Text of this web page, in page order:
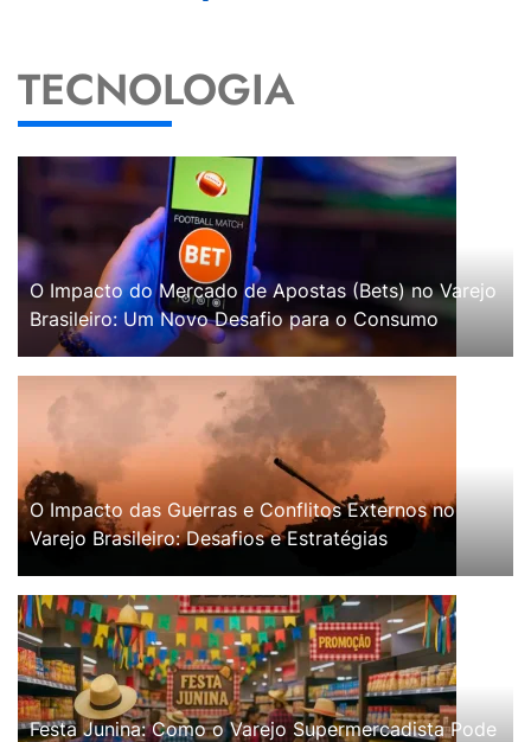
TECNOLOGIA
O Impacto do Mercado de Apostas (Bets) no Varejo
Brasileiro: Um Novo Desafio para o Consumo
O Impacto das Guerras e Conflitos Externos no
Varejo Brasileiro: Desafios e Estratégias
Festa Junina: Como o Varejo Supermercadista Pode